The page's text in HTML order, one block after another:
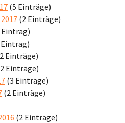
(5 Einträge)
(2 Einträge)
Eintrag)
Einträge)
Einträge)
(3 Einträge)
(2 Einträge)
(2 Einträge)